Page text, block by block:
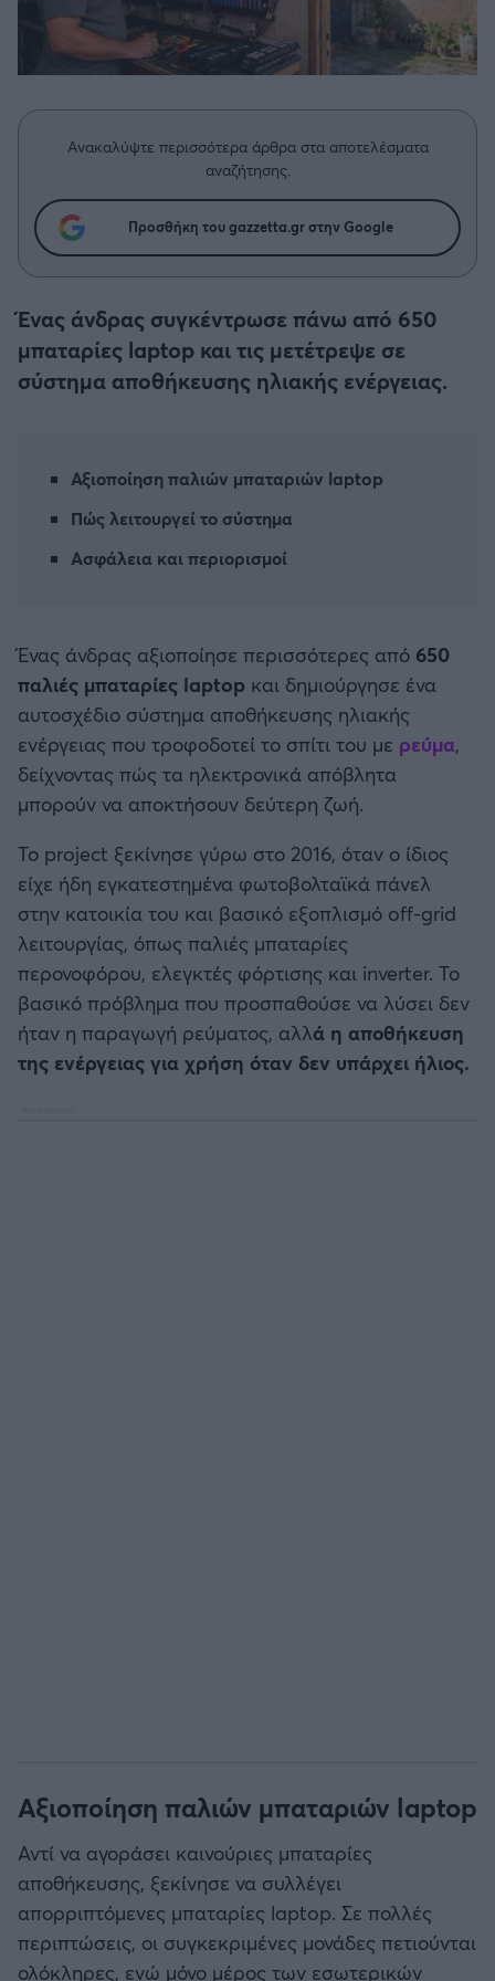
Δημήτρης Τσορμπατζόγλου
Άρης
ΟΦΗ
Κηφισιά
Αστέρας Τρίπολης
Καλαμάτα
Ηρακλής
Ρεάλ Μαδρίτης
Ατλέτικο Μαδρίτης
Μάντσεστερ Γιουνάιτεντ
Μάντσεστερ Σίτι
Λίβερπουλ
Τσέλσι
Άρσεναλ
Συνεντεύξεις
Μεγάλη μου Αγάπη
Μια Ιστορία από την Πόλη
Ανακαλύψτε περισσότερα άρθρα στα αποτελέσματα
αναζήτησης.
Προσθήκη του gazzetta.gr στην Google
Ένας άνδρας συγκέντρωσε πάνω από 650
μπαταρίες laptop και τις μετέτρεψε σε
σύστημα αποθήκευσης ηλιακής ενέργειας.
Αξιοποίηση παλιών μπαταριών laptop
Πώς λειτουργεί το σύστημα
Ασφάλεια και περιορισμοί
Ένας άνδρας αξιοποίησε περισσότερες από 650
παλιές μπαταρίες laptop και δημιούργησε ένα
αυτοσχέδιο σύστημα αποθήκευσης ηλιακής
ενέργειας που τροφοδοτεί το σπίτι του με ρεύμα,
δείχνοντας πώς τα ηλεκτρονικά απόβλητα
μπορούν να αποκτήσουν δεύτερη ζωή.
Το project ξεκίνησε γύρω στο 2016, όταν ο ίδιος
είχε ήδη εγκατεστημένα φωτοβολταϊκά πάνελ
στην κατοικία του και βασικό εξοπλισμό off-grid
λειτουργίας, όπως παλιές μπαταρίες
περονοφόρου, ελεγκτές φόρτισης και inverter. Το
βασικό πρόβλημα που προσπαθούσε να λύσει δεν
ήταν η παραγωγή ρεύματος, αλλά η αποθήκευση
της ενέργειας για χρήση όταν δεν υπάρχει ήλιος.
Αξιοποίηση παλιών μπαταριών laptop
Αντί να αγοράσει καινούριες μπαταρίες
αποθήκευσης, ξεκίνησε να συλλέγει
απορριπτόμενες μπαταρίες laptop. Σε πολλές
περιπτώσεις, οι συγκεκριμένες μονάδες πετιούνται
ολόκληρες, ενώ μόνο μέρος των εσωτερικών